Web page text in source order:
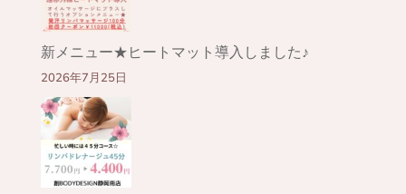
新メニュー★ヒートマット導入しました♪
2026年7月25日